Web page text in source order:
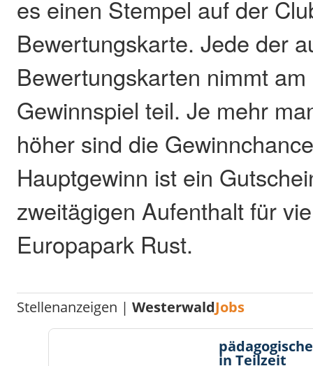
es einen Stempel auf der
Bewertungskarte. Jede der
Bewertungskarten nimmt
Gewinnspiel teil. Je mehr
höher sind die
Hauptgewinn ist ein
zweitägigen Aufenthalt für
Europapark Rust.
Stellenanzeigen |WesterwaldJobs
in Teilzeit